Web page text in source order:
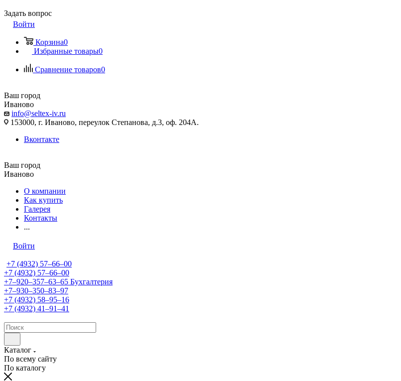
Задать вопрос
Войти
Корзина0
Избранные товары0
Сравнение товаров0
Ваш город
Иваново
info@seltex-iv.ru
153000, г. Иваново, переулок Степанова, д.3, оф. 204А.
Вконтакте
Ваш город
Иваново
О компании
Как купить
Галерея
Контакты
...
Войти
+7 (4932) 57‒66‒00
+7 (4932) 57‒66‒00
+7‒920‒357‒63‒65 Бухгалтерия
+7‒930‒350‒83‒97
+7 (4932) 58‒95‒16
+7 (4932) 41‒91‒41
Каталог
По всему сайту
По каталогу